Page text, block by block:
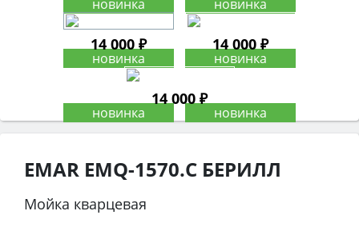
14 000 ₽ 14 000 ₽
14 000 ₽
EMAR EMQ-1570.C БЕРИЛЛ
Мойка кварцевая